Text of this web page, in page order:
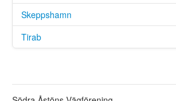
Skeppshamn
Tirab